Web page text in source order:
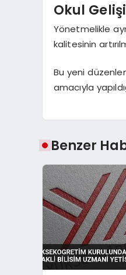
Okul
Yönetmelikle
kalitesinin
Bu yeni
amacıyla
Benzer